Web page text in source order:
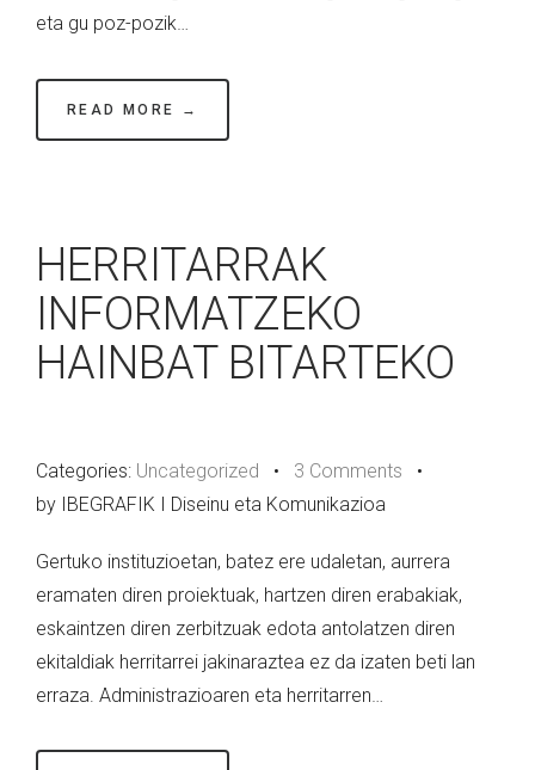
eta gu poz-pozik…
READ MORE →
HERRITARRAK
INFORMATZEKO
HAINBAT BITARTEKO
Categories: Uncategorized • 3 Comments •
by IBEGRAFIK I Diseinu eta Komunikazioa
Gertuko instituzioetan, batez ere udaletan, aurrera
eramaten diren proiektuak, hartzen diren erabakiak,
eskaintzen diren zerbitzuak edota antolatzen diren
ekitaldiak herritarrei jakinaraztea ez da izaten beti lan
erraza. Administrazioaren eta herritarren…